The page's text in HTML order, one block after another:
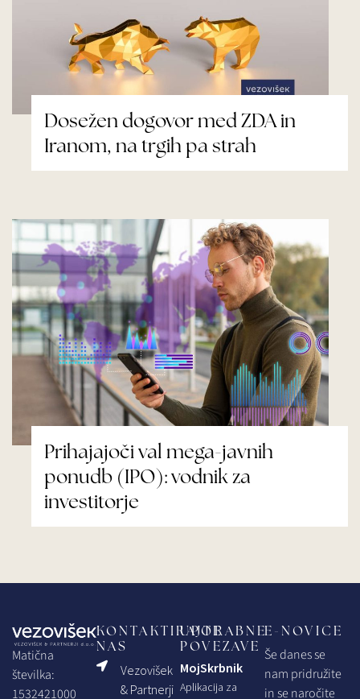
Dosežen dogovor med ZDA in
Iranom, na trgih pa strah
Prihajajoči val mega-javnih
ponudb (IPO): vodnik za
investitorje
Matična
številka:
1532421000
KONTAKTIRAJTE
NAS
Vezovišek
& Partnerji
UPORABNE
POVEZAVE
MojSkrbnik
Aplikacija za
E-NOVICE
Še danes se
nam pridružite
in se naročite